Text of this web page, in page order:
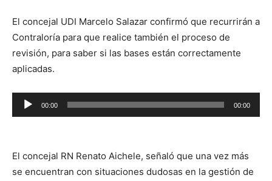
El concejal UDI Marcelo Salazar confirmó que recurrirán a
Contraloría para que realice también el proceso de
revisión, para saber si las bases están correctamente
aplicadas.
Reproductor
de
00:00 00:00
El concejal RN Renato Aichele, señaló que una vez más
se encuentran con situaciones dudosas en la gestión de